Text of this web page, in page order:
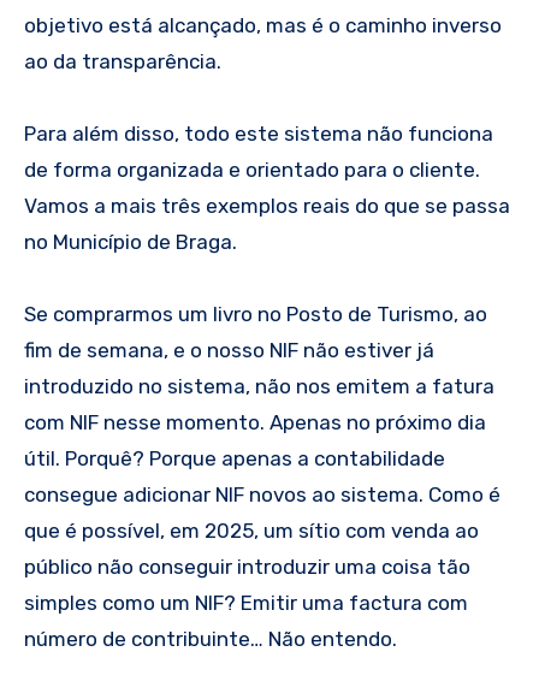
objetivo está alcançado, mas é o caminho inverso
ao da transparência.
Para além disso, todo este sistema não funciona
de forma organizada e orientado para o cliente.
Vamos a mais três exemplos reais do que se passa
no Município de Braga.
Se comprarmos um livro no Posto de Turismo, ao
fim de semana, e o nosso NIF não estiver já
introduzido no sistema, não nos emitem a fatura
com NIF nesse momento. Apenas no próximo dia
útil. Porquê? Porque apenas a contabilidade
consegue adicionar NIF novos ao sistema. Como é
que é possível, em 2025, um sítio com venda ao
público não conseguir introduzir uma coisa tão
simples como um NIF? Emitir uma factura com
número de contribuinte… Não entendo.